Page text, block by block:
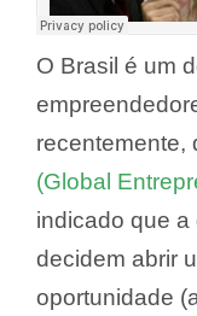
O Brasil é um
recentemente,
(Global
indicado que
decidem abrir
oportunidade